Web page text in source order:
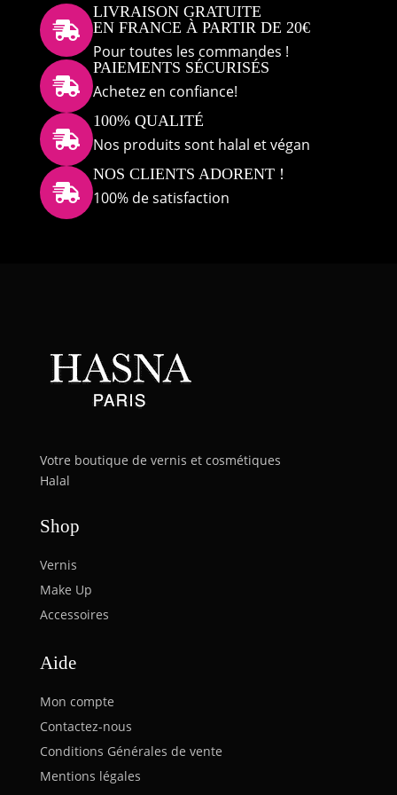

LIVRAISON GRATUITE
EN FRANCE À PARTIR DE 20€
Pour toutes les commandes !

PAIEMENTS SÉCURISÉS
Achetez en confiance!

100% QUALITÉ
Nos produits sont halal et végan

NOS CLIENTS ADORENT !
100% de satisfaction
Votre boutique de vernis et cosmétiques
Halal
Shop
Vernis
Make Up
Accessoires
Aide
Mon compte
Contactez-nous
Conditions Générales de vente
Mentions légales